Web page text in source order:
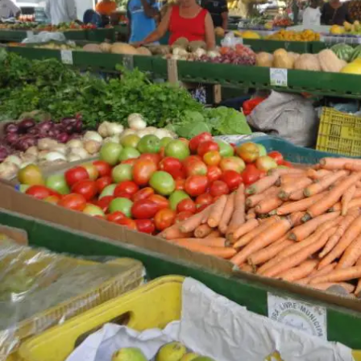
Diálogos: o fim da feira das sextas-feiras à
LEIA AGORA »